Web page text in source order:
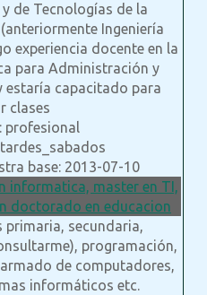
de Tecnologías de la
Ingeniería
experiencia docente en la
para Administración y
estaría capacitado para
clases
profesional
base: 2013-07-10
informatica, master en TI,
doctorado en educacion
primaria, secundaria,
programación,
de computadores,
informáticos etc.